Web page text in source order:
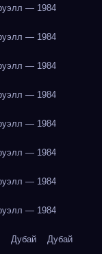
— 1984
— 1984
— 1984
— 1984
— 1984
— 1984
— 1984
— 1984
Дубай Дубай